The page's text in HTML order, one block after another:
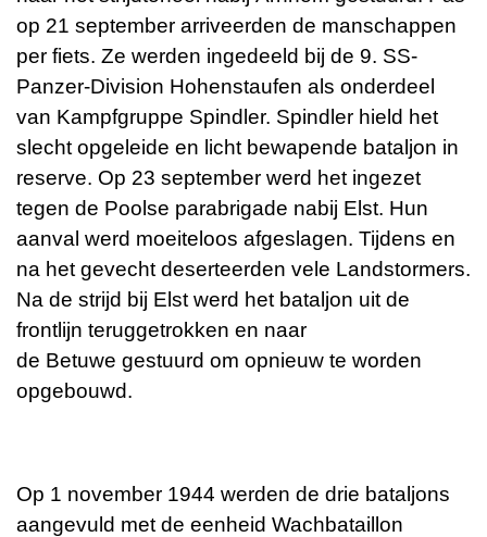
op 21 september arriveerden de manschappen
per fiets. Ze werden ingedeeld bij de 9. SS-
Panzer-Division Hohenstaufen als onderdeel
van Kampfgruppe Spindler. Spindler hield het
slecht opgeleide en licht bewapende bataljon in
reserve. Op 23 september werd het ingezet
tegen de Poolse parabrigade nabij Elst. Hun
aanval werd moeiteloos afgeslagen. Tijdens en
na het gevecht deserteerden vele Landstormers.
Na de strijd bij Elst werd het bataljon uit de
frontlijn teruggetrokken en naar
de Betuwe gestuurd om opnieuw te worden
opgebouwd.
Op 1 november 1944 werden de drie bataljons
aangevuld met de eenheid Wachbataillon